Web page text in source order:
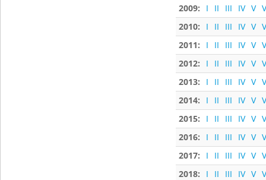
2009:
I II III IV V
2010:
I II III IV V
2011:
I II III IV V
2012:
I II III IV V
2013:
I II III IV V
2014:
I II III IV V
2015:
I II III IV V
2016:
I II III IV V
2017:
I II III IV V
2018:
I II III IV V